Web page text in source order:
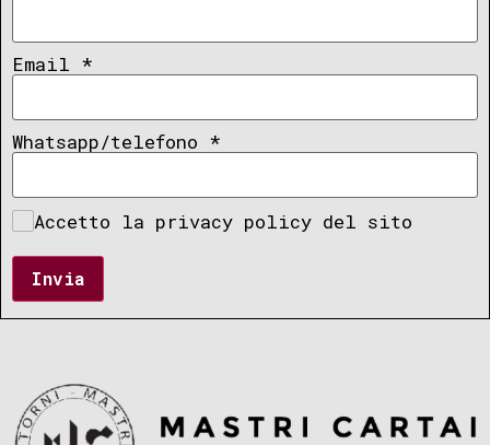
Email *
Whatsapp/telefono *
Accetto la privacy policy del sito
Invia